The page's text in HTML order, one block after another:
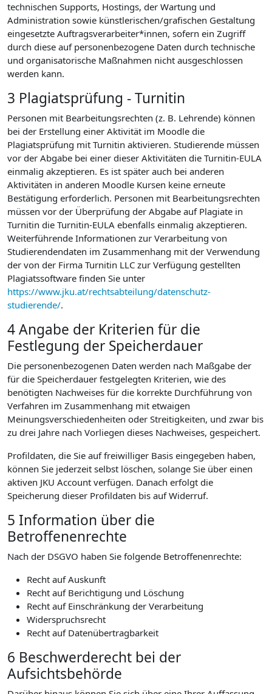
technischen Supports, Hostings, der Wartung und
Administration sowie künstlerischen/grafischen Gestaltung
eingesetzte Auftragsverarbeiter*innen, sofern ein Zugriff
durch diese auf personenbezogene Daten durch technische
und organisatorische Maßnahmen nicht ausgeschlossen
werden kann.
3 Plagiatsprüfung - Turnitin
Personen mit Bearbeitungsrechten (z. B. Lehrende) können
bei der Erstellung einer Aktivität im Moodle die
Plagiatsprüfung mit Turnitin aktivieren. Studierende müssen
vor der Abgabe bei einer dieser Aktivitäten die Turnitin-EULA
einmalig akzeptieren. Es ist später auch bei anderen
Aktivitäten in anderen Moodle Kursen keine erneute
Bestätigung erforderlich. Personen mit Bearbeitungsrechten
müssen vor der Überprüfung der Abgabe auf Plagiate in
Turnitin die Turnitin-EULA ebenfalls einmalig akzeptieren.
Weiterführende Informationen zur Verarbeitung von
Studierendendaten im Zusammenhang mit der Verwendung
der von der Firma Turnitin LLC zur Verfügung gestellten
Plagiatssoftware finden Sie unter
https://www.jku.at/rechtsabteilung/datenschutz-
studierende/.
4 Angabe der Kriterien für die
Festlegung der Speicherdauer
Die personenbezogenen Daten werden nach Maßgabe der
für die Speicherdauer festgelegten Kriterien, wie des
benötigten Nachweises für die korrekte Durchführung von
Verfahren im Zusammenhang mit etwaigen
Meinungsverschiedenheiten oder Streitigkeiten, und zwar bis
zu drei Jahre nach Vorliegen dieses Nachweises, gespeichert.
Profildaten, die Sie auf freiwilliger Basis eingegeben haben,
können Sie jederzeit selbst löschen, solange Sie über einen
aktiven JKU Account verfügen. Danach erfolgt die
Speicherung dieser Profildaten bis auf Widerruf.
5 Information über die
Betroffenenrechte
Nach der DSGVO haben Sie folgende Betroffenenrechte:
Recht auf Auskunft
Recht auf Berichtigung und Löschung
Recht auf Einschränkung der Verarbeitung
Widerspruchsrecht
Recht auf Datenübertragbarkeit
6 Beschwerderecht bei der
Aufsichtsbehörde